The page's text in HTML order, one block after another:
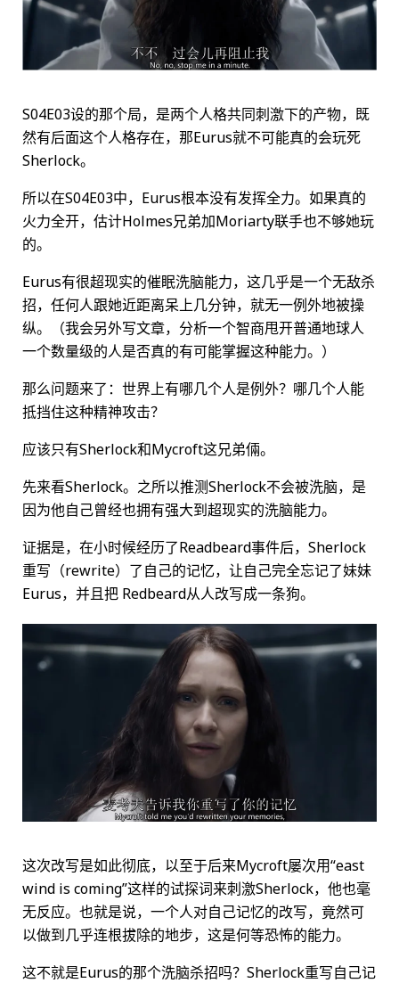
S04E03设的那个局，是两个人格共同刺激下的产物，既
然有后面这个人格存在，那Eurus就不可能真的会玩死
Sherlock。
所以在S04E03中，Eurus根本没有发挥全力。如果真的
火力全开，估计Holmes兄弟加Moriarty联手也不够她玩
的。
Eurus有很超现实的催眠洗脑能力，这几乎是一个无敌杀
招，任何人跟她近距离呆上几分钟，就无一例外地被操
纵。（我会另外写文章，分析一个智商甩开普通地球人
一个数量级的人是否真的有可能掌握这种能力。）
那么问题来了：世界上有哪几个人是例外？哪几个人能
抵挡住这种精神攻击？
应该只有Sherlock和Mycroft这兄弟倆。
先来看Sherlock。之所以推测Sherlock不会被洗脑，是
因为他自己曾经也拥有强大到超现实的洗脑能力。
证据是，在小时候经历了Readbeard事件后，Sherlock
重写（rewrite）了自己的记忆，让自己完全忘记了妹妹
Eurus，并且把 Redbeard从人改写成一条狗。
这次改写是如此彻底，以至于后来Mycroft屡次用“east
wind is coming”这样的试探词来刺激Sherlock，他也毫
无反应。也就是说，一个人对自己记忆的改写，竟然可
以做到几乎连根拔除的地步，这是何等恐怖的能力。
这不就是Eurus的那个洗脑杀招吗？Sherlock重写自己记